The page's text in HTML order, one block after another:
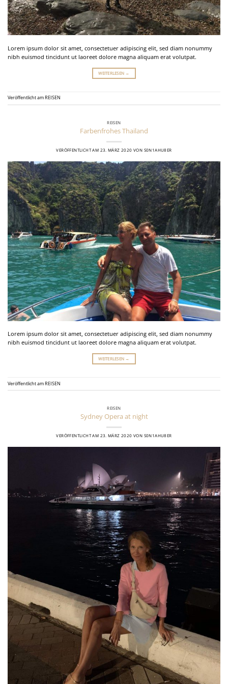
Lorem ipsum dolor sit amet, consectetuer adipiscing elit, sed diam nonummy
nibh euismod tincidunt ut laoreet dolore magna aliquam erat volutpat.
WEITERLESEN →
Veröffentlicht amREISEN
REISEN
Farbenfrohes Thailand
VERÖFFENTLICHT AM 23. MÄRZ 2020 VON S0N1AHU8ER
Lorem ipsum dolor sit amet, consectetuer adipiscing elit, sed diam nonummy
nibh euismod tincidunt ut laoreet dolore magna aliquam erat volutpat.
WEITERLESEN →
Veröffentlicht amREISEN
REISEN
Sydney Opera at night
VERÖFFENTLICHT AM 23. MÄRZ 2020 VON S0N1AHU8ER